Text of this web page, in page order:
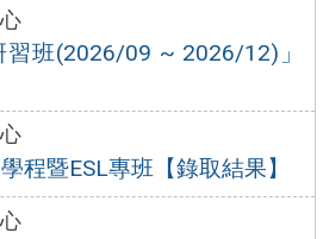
班(2026/09 ~ 2026/12)」
程暨ESL專班【錄取結果】